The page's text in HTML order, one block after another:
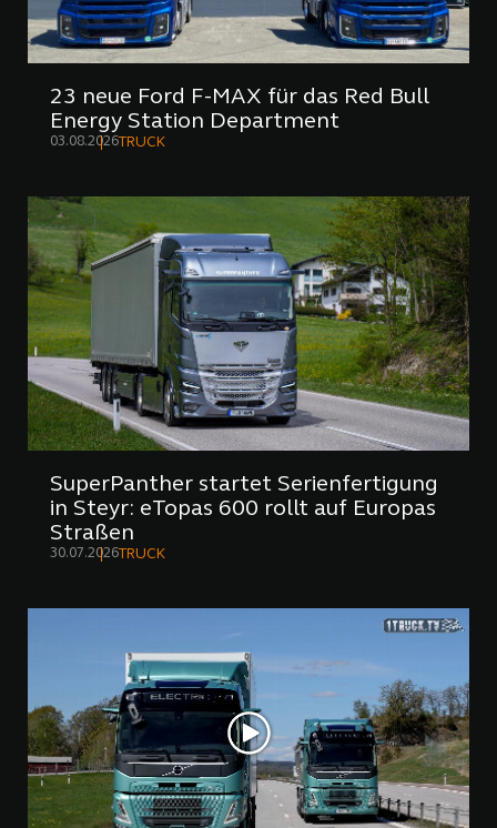
23 neue Ford F-MAX für das Red Bull
Energy Station Department
03.08.2026TRUCK
SuperPanther startet Serienfertigung
in Steyr: eTopas 600 rollt auf Europas
Straßen
30.07.2026TRUCK